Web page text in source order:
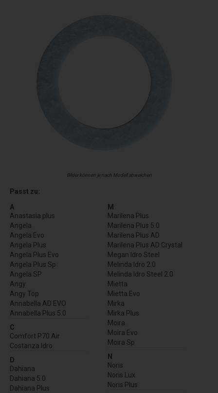
Bilder können je nach Modell abweichen
Passt zu:
A
Anastasia plus
Angela
Angela Evo
Angela Plus
Angela Plus Evo
Angela Plus Sp
Angela SP
Angy
Angy Top
Annabella AD EVO
Annabella Plus 5.0
C
Comfort P70 Air
Costanza Idro
D
Dahiana
Dahiana 5.0
Dahiana Plus
M
Marilena Plus
Marilena Plus 5.0
Marilena Plus AD
Marilena Plus AD Crystal
Megan Idro Steel
Melinda Idro 2.0
Melinda Idro Steel 2.0
Mietta
Mietta Evo
Mirka
Mirka Plus
Moira
Moira Evo
Moira Sp
N
Noris
Noris Lux
Noris Plus